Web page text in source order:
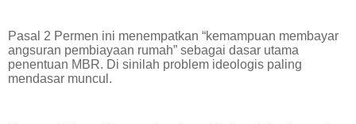
Pasal 2 Permen ini menempatkan “kemampuan membayar
angsuran pembiayaan rumah” sebagai dasar utama
penentuan MBR. Di sinilah problem ideologis paling
mendasar muncul.